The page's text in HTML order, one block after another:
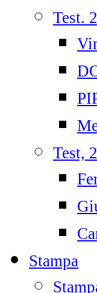
Test.
Test,
Stampa